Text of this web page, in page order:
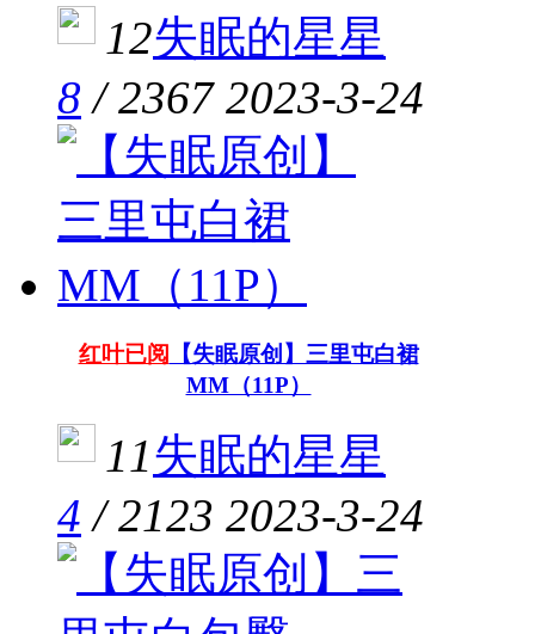
12失眠的星星
8 /2367 2023-3-24
红叶已阅
【失眠原创】三里屯白裙
MM（11P）
11失眠的星星
4 /2123 2023-3-24